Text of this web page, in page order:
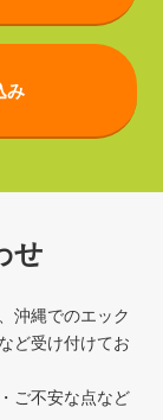
み
せ
沖縄でのエック
ど受け付けてお
ご不安な点など